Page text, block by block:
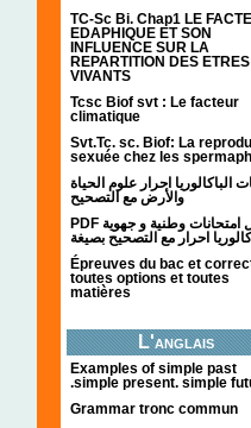
TC-Sc Bi. Chap1 LE
EDAPHIQUE ET SON
INFLUENCE SUR LA
REPARTITION DES ETRES
VIVANTS
Tcsc Biof svt : Le facteur
climatique
Svt.Tc. sc. Biof: La
sexuée chez les
الباكالوريا احرار علوم الحياة
والأرض مع التصحيح
PDF تحميل امتحانات وطنية و جهوية
احرار مع التصحيح بصيغة
Épreuves du bac et
toutes options et toutes
matières
L'anglais
Examples of simple past
.simple present. simple
Grammar tronc commun